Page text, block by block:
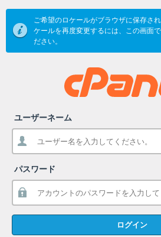
ご希望のロケールがブラウザに保存さ
ケールを再度変更するには、この画面
ださい。
ユーザーネーム
パスワード
ログイン